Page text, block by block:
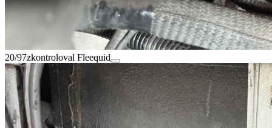
20/97zkontroloval Fleequid